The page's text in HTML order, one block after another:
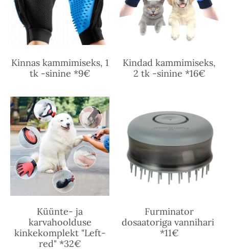
Kinnas kammimiseks, 1
tk -sinine *9€
Kindad kammimiseks,
2 tk -sinine *16€
Küünte- ja
karvahoolduse
kinkekomplekt "Left-
red" *32€
Furminator
dosaatoriga vannihari
*11€